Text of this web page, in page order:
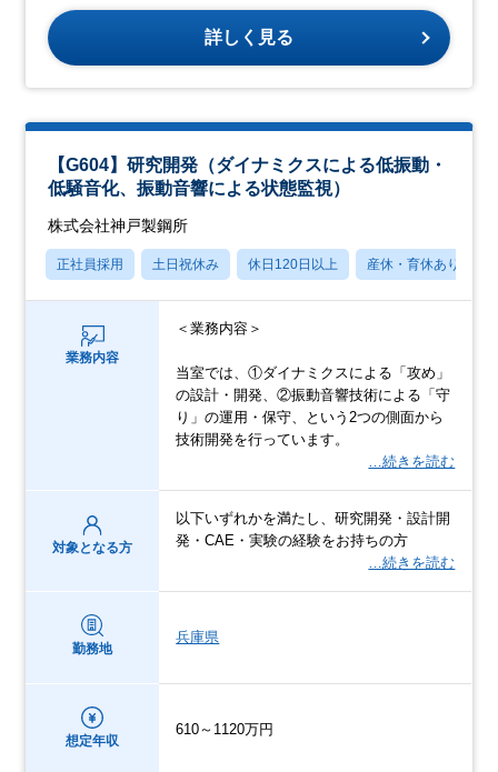
詳しく見る
【G604】研究開発（ダイナミクスによる低振動・
低騒音化、振動音響による状態監視）
株式会社神戸製鋼所
正社員採用 土日祝休み 休日120日以上 産休・育休あり
業務内容
＜業務内容＞
当室では、①ダイナミクスによる「攻め」
の設計・開発、②振動音響技術による「守
り」の運用・保守、という2つの側面から
技術開発を行っています。
…続きを読む
対象となる方
以下いずれかを満たし、研究開発・設計開
発・CAE・実験の経験をお持ちの方
…続きを読む
勤務地
兵庫県
想定年収
610～1120万円